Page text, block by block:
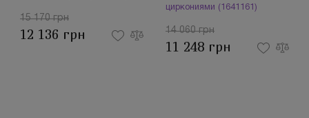
15 170 грн
12 136 грн
циркониями (1641161)
14 060 грн
11 248 грн